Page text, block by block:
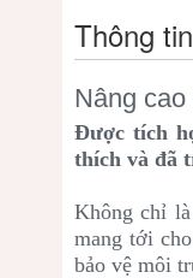
Thông
Nâng
Được tích
thích và đã
Không chỉ
mang tới
bảo vệ môi